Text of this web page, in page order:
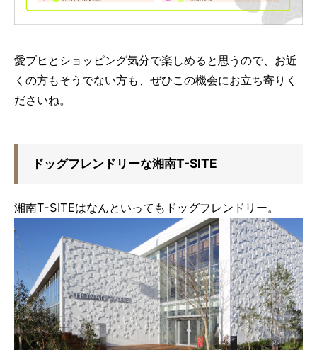
愛ブヒとショッピング気分で楽しめると思うので、お近
くの方もそうでない方も、ぜひこの機会にお立ち寄りく
ださいね。
ドッグフレンドリーな湘南T-SITE
湘南T-SITEはなんといってもドッグフレンドリー。